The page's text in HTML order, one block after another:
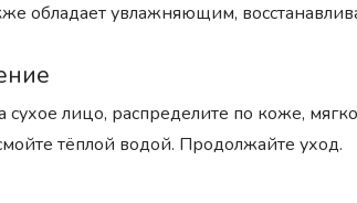
обладает увлажняющим,
сухое лицо, распределите по коже,
тёплой водой. Продолжайте уход.